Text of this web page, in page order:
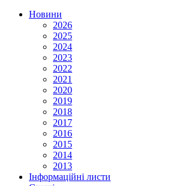
Новини
2026
2025
2024
2023
2022
2021
2020
2019
2018
2017
2016
2015
2014
2013
Інформаційні листи